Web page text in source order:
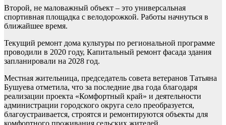
Второй, не маловажный объект – это универсальная
спортивная площадка с велодорожкой. Работы начнуться в
ближайшее время.
Текущий ремонт дома культуры по региональной программе
проводили в 2020 году, Капитальный ремонт фасада здания
запланировали на 2028 год.
Местная жительница, председатель совета ветеранов Татьяна
Бушуева отметила, что за последние два года благодаря
реализации проекта «Комфортный край» и деятельности
администрации городского округа село преобразуется,
благоустраивается, строятся и ремонтируются объекты для